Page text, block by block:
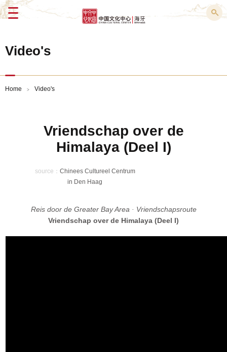
Menu
Video's
Home > Video's
Vriendschap over de
Himalaya (Deel I)
source： Chinees Cultureel Centrum
in Den Haag
Reis door de Greater Bay Area · Vriendschapsroute
Vriendschap over de Himalaya (Deel I)